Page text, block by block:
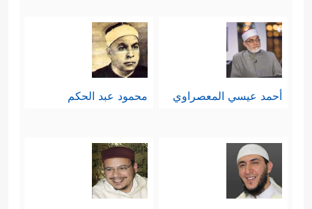
أحمد عيسي المعصراوي محمود عبد الحكم